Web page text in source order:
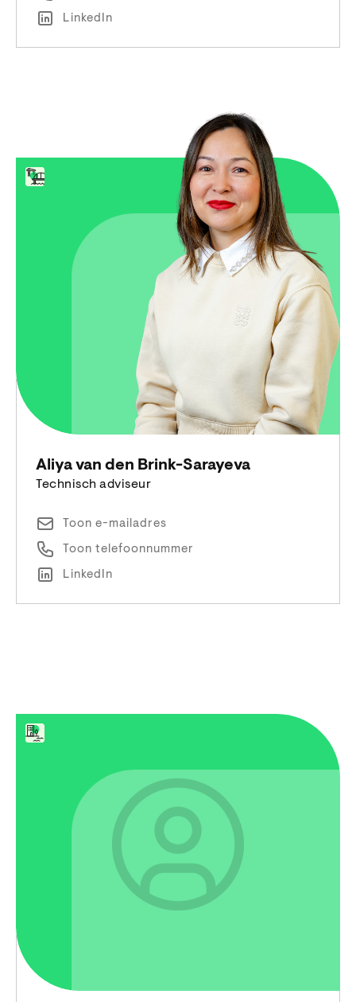
LinkedIn
Aliya van den Brink-Sarayeva
Technisch adviseur
Toon e-mailadres
Toon telefoonnummer
LinkedIn